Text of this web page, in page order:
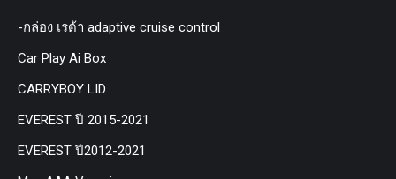
-กล่อง เรด้า adaptive cruise control
Car Play Ai Box
CARRYBOY LID
EVEREST ปี 2015-2021
EVEREST ปี2012-2021